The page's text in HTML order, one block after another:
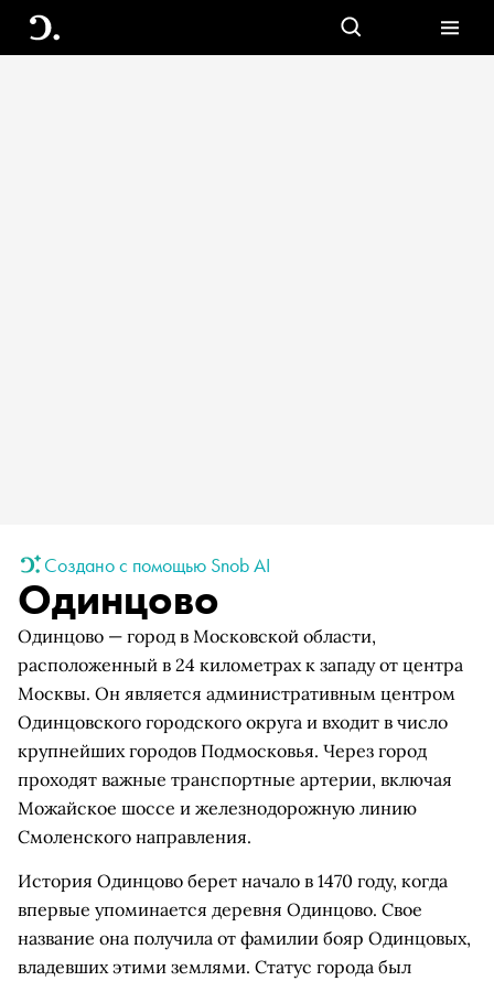
Создано с помощью Snob AI
Одинцово
Одинцово — город в Московской области,
расположенный в 24 километрах к западу от центра
Москвы. Он является административным центром
Одинцовского городского округа и входит в число
крупнейших городов Подмосковья. Через город
проходят важные транспортные артерии, включая
Можайское шоссе и железнодорожную линию
Смоленского направления.
История Одинцово берет начало в 1470 году, когда
впервые упоминается деревня Одинцово. Свое
название она получила от фамилии бояр Одинцовых,
владевших этими землями. Статус города был